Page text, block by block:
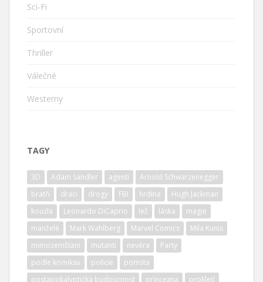
Sci-Fi
Sportovní
Thriller
Válečné
Westerny
TAGY
3D Adam Sandler agenti
Arnold Schwarzenegger
bratři
draci drogy FBI hrdina
Hugh Jackman
kouzla
Leonardo DiCaprio lež láska
magie
manželé
Mark Wahlberg Marvel Comics
Mila Kunis
mimozemšťani
mutanti nevěra
Party
podle komiksu
policie
pomsta
postapokalyptická budoucnost
princezna prokletí